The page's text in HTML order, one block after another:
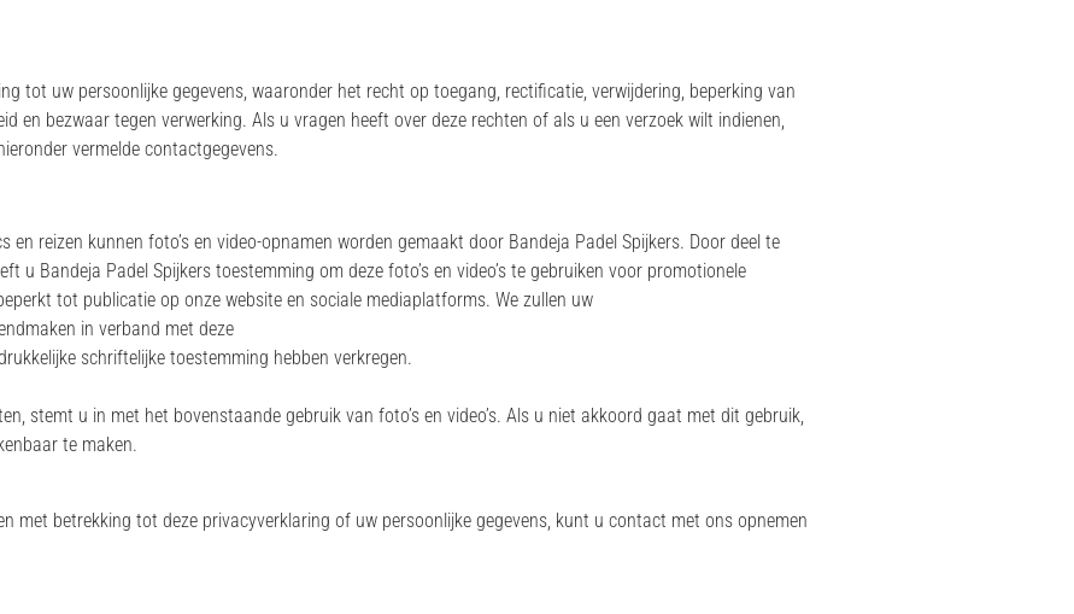
tot uw persoonlijke gegevens, waaronder het recht op toegang, rectificatie, verwijdering, beperking van
en bezwaar tegen verwerking. Als u vragen heeft over deze rechten of als u een verzoek wilt indienen,
vermelde contactgegevens.
en reizen kunnen foto’s en video-opnamen worden gemaakt door Bandeja Padel Spijkers. Door deel te
u Bandeja Padel Spijkers toestemming om deze foto’s en video’s te gebruiken voor promotionele
tot publicatie op onze website en sociale mediaplatforms. We zullen uw
in verband met deze
schriftelijke toestemming hebben verkregen.
stemt u in met het bovenstaande gebruik van foto’s en video’s. Als u niet akkoord gaat met dit gebruik,
te maken.
met betrekking tot deze privacyverklaring of uw persoonlijke gegevens, kunt u contact met ons opnemen